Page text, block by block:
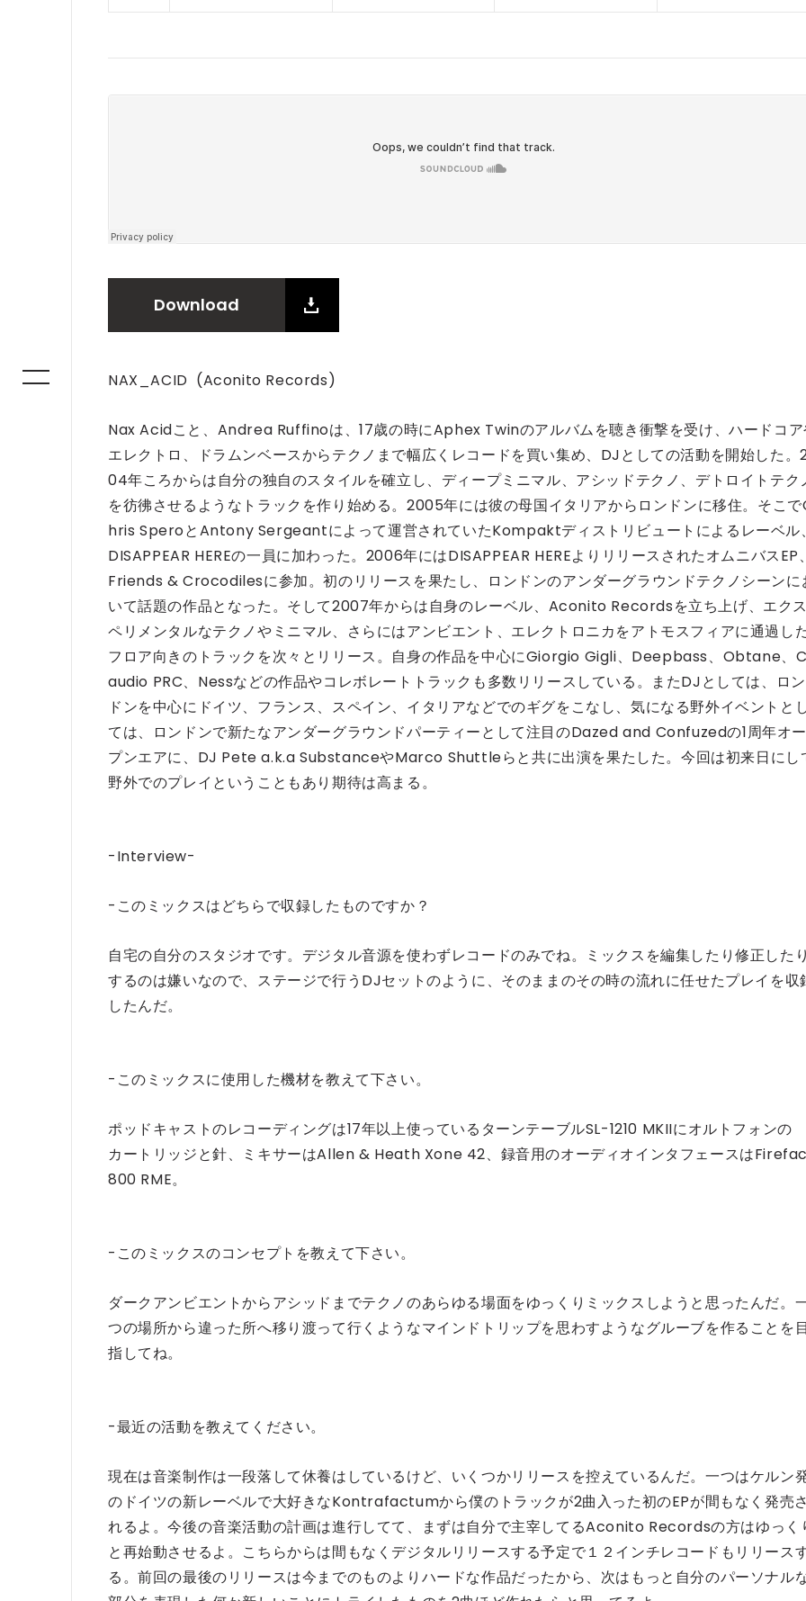
Download
NAX_ACID (Aconito Records)
Nax Acidこと、Andrea Ruffinoは、17歳の時にAphex Twinのアルバムを聴き衝撃を受け、ハードコア
エレクトロ、ドラムンベースからテクノまで幅広くレコードを買い集め、DJとしての活動を開始した。
04年ころからは自分の独自のスタイルを確立し、ディープミニマル、アシッドテクノ、デトロイトテク
を彷彿させるようなトラックを作り始める。2005年には彼の母国イタリアからロンドンに移住。そこで
hris SperoとAntony Sergeantによって運営されていたKompaktディストリビュートによるレーベル、
DISAPPEAR HEREの一員に加わった。2006年にはDISAPPEAR HEREよりリリースされたオムニバスEP、
Friends & Crocodilesに参加。初のリリースを果たし、ロンドンのアンダーグラウンドテクノシーンに
いて話題の作品となった。そして2007年からは自身のレーベル、Aconito Recordsを立ち上げ、エクス
ペリメンタルなテクノやミニマル、さらにはアンビエント、エレクトロニカをアトモスフィアに通過し
フロア向きのトラックを次々とリリース。自身の作品を中心にGiorgio Gigli、Deepbass、Obtane、
audio PRC、Nessなどの作品やコレボレートトラックも多数リリースしている。またDJとしては、ロン
ドンを中心にドイツ、フランス、スペイン、イタリアなどでのギグをこなし、気になる野外イベントと
ては、ロンドンで新たなアンダーグラウンドパーティーとして注目のDazed and Confuzedの1周年オー
プンエアに、DJ Pete a.k.a SubstanceやMarco Shuttleらと共に出演を果たした。今回は初来日にし
野外でのプレイということもあり期待は高まる。
-Interview-
-このミックスはどちらで収録したものですか？
自宅の自分のスタジオです。デジタル音源を使わずレコードのみでね。ミックスを編集したり修正したり
するのは嫌いなので、ステージで行うDJセットのように、そのままのその時の流れに任せたプレイを収
したんだ。
-このミックスに使用した機材を教えて下さい。
ポッドキャストのレコーディングは17年以上使っているターンテーブルSL-1210 MKIIにオルトフォンの
カートリッジと針、ミキサーはAllen & Heath Xone 42、録音用のオーディオインタフェースは
800 RME。
-このミックスのコンセプトを教えて下さい。
ダークアンビエントからアシッドまでテクノのあらゆる場面をゆっくりミックスしようと思ったんだ。
つの場所から違った所へ移り渡って行くようなマインドトリップを思わすようなグルーブを作ることを目
指してね。
-最近の活動を教えてください。
現在は音楽制作は一段落して休養はしているけど、いくつかリリースを控えているんだ。一つはケルン
のドイツの新レーベルで大好きなKontrafactumから僕のトラックが2曲入った初のEPが間もなく発売さ
れるよ。今後の音楽活動の計画は進行してて、まずは自分で主宰してるAconito Recordsの方はゆっく
と再始動させるよ。こちらからは間もなくデジタルリリースする予定で１２インチレコードもリリース
る。前回の最後のリリースは今までのものよりハードな作品だったから、次はもっと自分のパーソナル